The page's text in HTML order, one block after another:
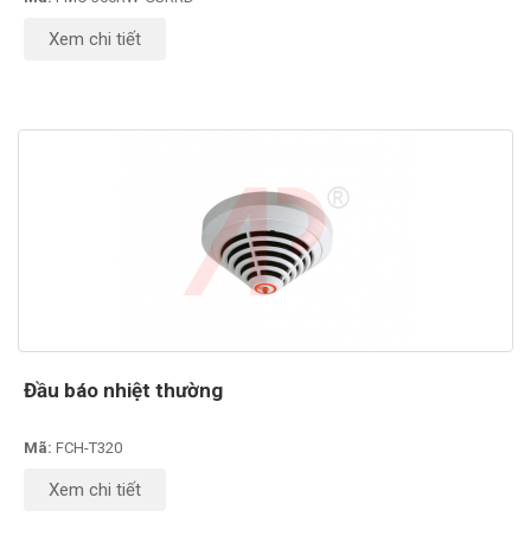
Xem chi tiết
Đầu báo nhiệt thường
Mã: FCH-T320
Xem chi tiết